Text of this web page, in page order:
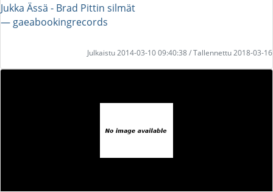
Jukka Ässä - Brad Pittin silmät
― gaeabookingrecords
Julkaistu 2014-03-10 09:40:38 / Tallennettu 2018-03-16